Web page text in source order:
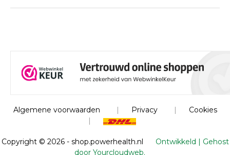
Algemene voorwaarden Privacy
Cookies
Copyright © 2026 - shop.powerhealth.nl
Ontwikkeld | Gehost
door Yourcloudweb.